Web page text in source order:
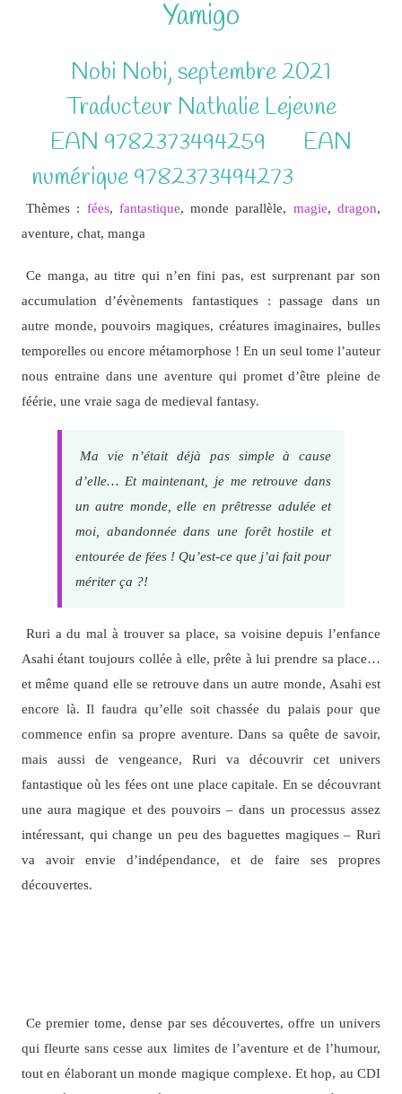
Yamigo
Nobi Nobi, septembre 2021
Traducteur Nathalie Lejeune
EAN 9782373494259 EAN
numérique 9782373494273
Thèmes : fées, fantastique, monde parallèle, magie,dragon,
aventure, chat, manga
Ce manga, au titre qui n’en fini pas, est surprenant par son
accumulation d’évènements fantastiques : passage dans un
autre monde, pouvoirs magiques, créatures imaginaires, bulles
temporelles ou encore métamorphose ! En un seul tome l’auteur
nous entraine dans une aventure qui promet d’être pleine de
féérie, une vraie saga de medieval fantasy.
Ma vie n’était déjà pas simple à cause
d’elle… Et maintenant, je me retrouve dans
un autre monde, elle en prêtresse adulée et
moi, abandonnée dans une forêt hostile et
entourée de fées ! Qu’est-ce que j’ai fait pour
mériter ça ?!
Ruri a du mal à trouver sa place, sa voisine depuis l’enfance
Asahi étant toujours collée à elle, prête à lui prendre sa place…
et même quand elle se retrouve dans un autre monde, Asahi est
encore là. Il faudra qu’elle soit chassée du palais pour que
commence enfin sa propre aventure. Dans sa quête de savoir,
mais aussi de vengeance, Ruri va découvrir cet univers
fantastique où les fées ont une place capitale. En se découvrant
une aura magique et des pouvoirs – dans un processus assez
intéressant, qui change un peu des baguettes magiques – Ruri
va avoir envie d’indépendance, et de faire ses propres
découvertes.
Ce premier tome, dense par ses découvertes, offre un univers
qui fleurte sans cesse aux limites de l’aventure et de l’humour,
tout en élaborant un monde magique complexe. Et hop, au CDI